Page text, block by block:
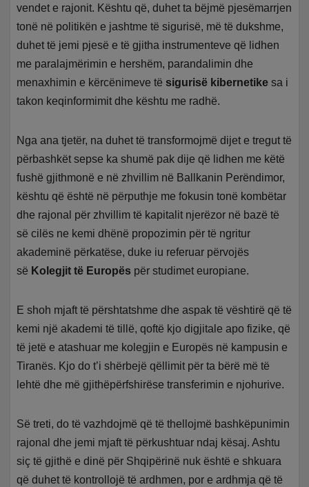
vendet e rajonit. Kështu që, duhet ta bëjmë pjesëmarrjen
tonë në politikën e jashtme të sigurisë, më të dukshme,
duhet të jemi pjesë e të gjitha instrumenteve që lidhen
me paralajmërimin e hershëm, parandalimin dhe
menaxhimin e kërcënimeve tësigurisë kibernetike sa i
takon keqinformimit dhe kështu me radhë.
Nga ana tjetër, na duhet të transformojmë dijet e tregut të
përbashkët sepse ka shumë pak dije që lidhen me këtë
fushë gjithmonë e në zhvillim në Ballkanin Perëndimor,
kështu që është në përputhje me fokusin tonë kombëtar
dhe rajonal për zhvillim të kapitalit njerëzor në bazë të
së cilës ne kemi dhënë propozimin për të ngritur
akademinë përkatëse, duke iu referuar përvojës
së Kolegjit të Europës për studimet europiane.
E shoh mjaft të përshtatshme dhe aspak të vështirë që të
kemi një akademi të tillë, qoftë kjo digjitale apo fizike, që
të jetë e atashuar me kolegjin e Europës në kampusin e
Tiranës. Kjo do t’i shërbejë qëllimit për ta bërë më të
lehtë dhe më gjithëpërfshirëse transferimin e njohurive.
Së treti, do të vazhdojmë që të thellojmë bashkëpunimin
rajonal dhe jemi mjaft të përkushtuar ndaj kësaj. Ashtu
siç të gjithë e dinë për Shqipërinë nuk është e shkuara
që duhet të kontrollojë të ardhmen, por e ardhmja që të